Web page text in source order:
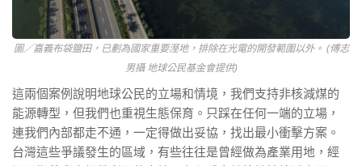
圖／嘉義布袋鹽田，已劃為國家重要溼地，排除在光電的開發範圍以外。 (傅志
男攝 地球公民基金會提供)
這兩個案例說明地球公⺠的立場和情境，我們⽀持非核減煤的
能源轉型，但我們也重視⽣態保育。只踩在任何⼀端的立場，
連我們內部都走不通，⼀定得做出妥協，找出最⼩衝擊⽅案。
台灣這些爭議發⽣的區域，有些往往是曾經做為產業用地，經